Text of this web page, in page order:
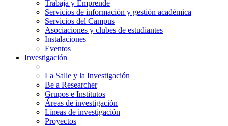
Trabaja y Emprende
Servicios de información y gestión académica
Servicios del Campus
Asociaciones y clubes de estudiantes
Instalaciones
Eventos
Investigación
La Salle y la Investigación
Be a Researcher
Grupos e Institutos
Áreas de investigación
Líneas de investigación
Proyectos